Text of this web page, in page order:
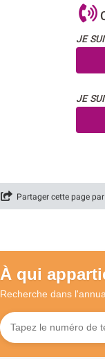
JE
JE
Partager cette page
À qui
Recherche dans